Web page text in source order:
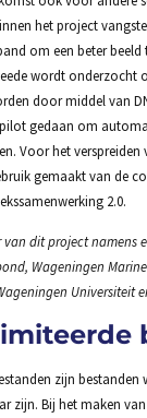
het project
om een beter beeld
wordt onderzocht
door middel van
gedaan om
Voor het verspreiden
gemaakt van de
2.0.
van dit project namens
Wageningen
Universiteit
zijn
zijn. Bij het maken